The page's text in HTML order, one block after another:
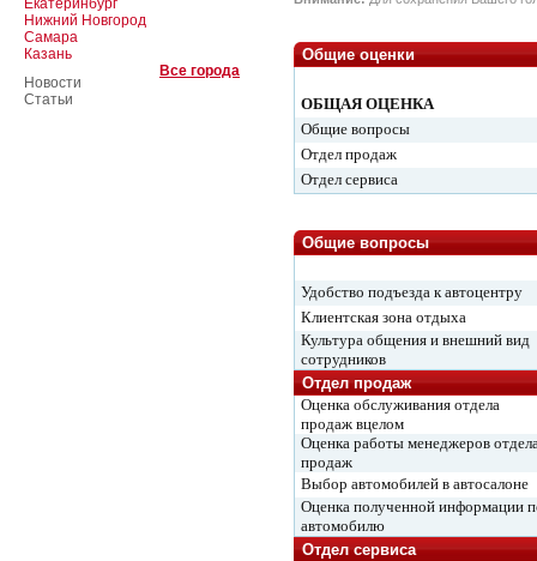
Екатеринбург
Нижний Новгород
Самара
Казань
Все города
Новости
Статьи
Общие оценки
ОБЩАЯ ОЦЕНКА
Общие вопросы
Отдел продаж
Отдел сервиса
Общие вопросы
Удобство подъезда к автоцентру
Клиентская зона отдыха
Культура общения и внешний вид
сотрудников
Отдел продаж
Оценка обслуживания отдела
продаж вцелом
Оценка работы менеджеров
продаж
Выбор автомобилей в автосалоне
Оценка полученной информации
автомобилю
Отдел сервиса